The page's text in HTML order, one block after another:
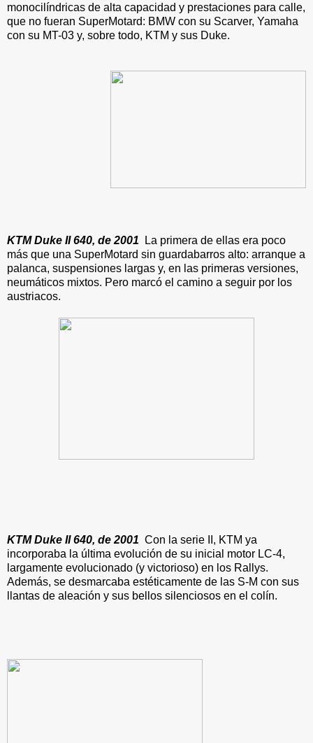
monocilíndricas de alta capacidad y prestaciones para calle,
que no fueran SuperMotard: BMW con su Scarver, Yamaha
con su MT-03 y, sobre todo, KTM y sus Duke.
KTM Duke II 640, de 2001
La primera de ellas era poco
más que una SuperMotard sin guardabarros alto: arranque a
palanca, suspensiones largas y, en las primeras versiones,
neumáticos mixtos. Pero marcó el camino a seguir por los
austriacos.
KTM Duke II 640, de 2001 Con la serie II, KTM ya
incorporaba la última evolución de su inicial motor LC-4,
largamente evolucionado (y victorioso) en los Rallys.
Además, se desmarcaba estéticamente de las S-M con sus
llantas de aleación y sus bellos silenciosos en el colín.